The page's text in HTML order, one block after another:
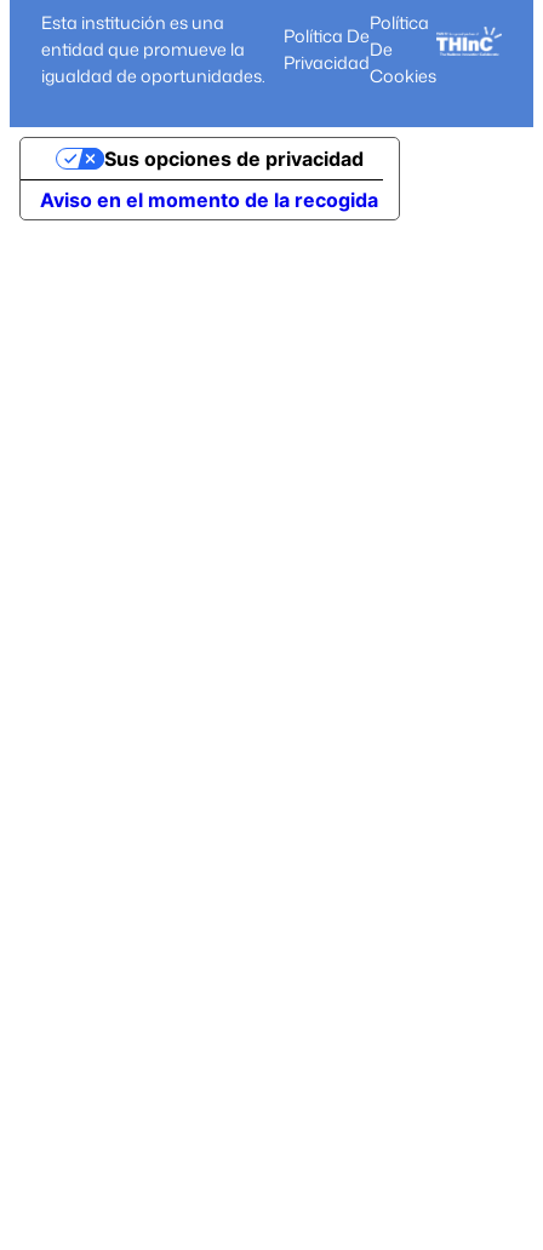
Esta institución es una
entidad que promueve la
igualdad de oportunidades.
Política De
Privacidad
Política
De
Cookies
Aviso en el momento de la recogida
Sus opciones de privacidad